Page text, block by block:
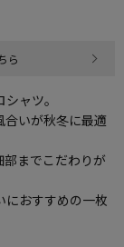
ら
ャツ。
いが秋冬に最適
までこだわりが
におすすめの一枚